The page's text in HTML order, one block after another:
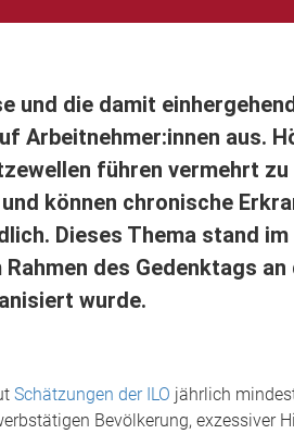
und die damit
Arbeitnehmer:innen aus.
führen vermehrt
können chronische
Dieses Thema stand
Rahmen des Gedenktags
wurde.
Schätzungen der ILO jährlich
Bevölkerung, exzessiver